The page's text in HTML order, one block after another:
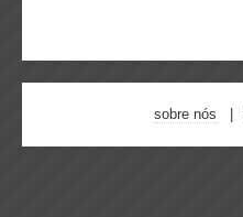
sobre nós